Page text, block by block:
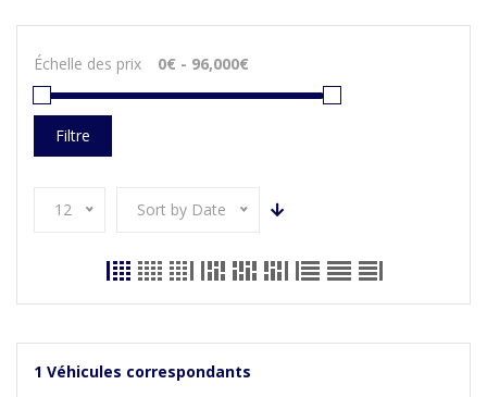
Échelle des prix
Filtre
12 Sort by Date
1 Véhicules correspondants